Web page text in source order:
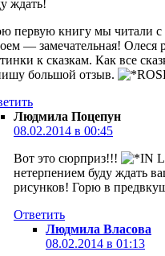
ждать!
первую книгу мы читали с
— замечательная! Олеся
к сказкам. Как все
большой отзыв.
Людмила Поцепун
08.02.2014 в 00:45
Вот это сюрприз!!!
нетерпением буду ждать
рисунков! Горю в
Ответить
Людмила Власова
08.02.2014 в 01:13